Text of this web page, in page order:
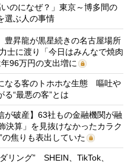
のになぜ？」東京～博多間の
選ぶ人の事情
豊昇龍が黒星続きの名古屋場所
士に渡り「今日はみんなで焼肉
96万円の支出増に
なる客のトホホな生態 嘔吐や
“最悪の客”とは
が破産】63社もの金融機関が融
決算」を見抜けなかったカラク
焦りも表出していた
リング” SHEIN、TikTok、